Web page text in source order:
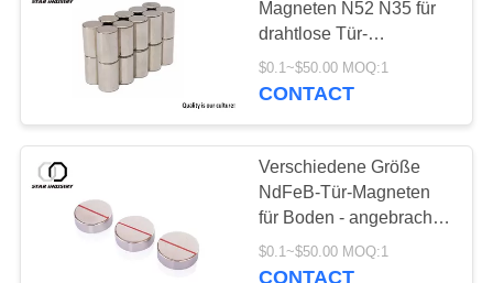
QUALITÄTSKONTROLLE
TRETEN
SIE
MIT
Magneten N52 N35 für
drahtlose Tür-
magnetischen Sensor
$0.1~$50.00 MOQ:1
CONTACT
Verschiedene Größe
NdFeB-Tür-Magneten
für Boden - angebrachter
magnetischer Tür-Halter
$0.1~$50.00 MOQ:1
CONTACT